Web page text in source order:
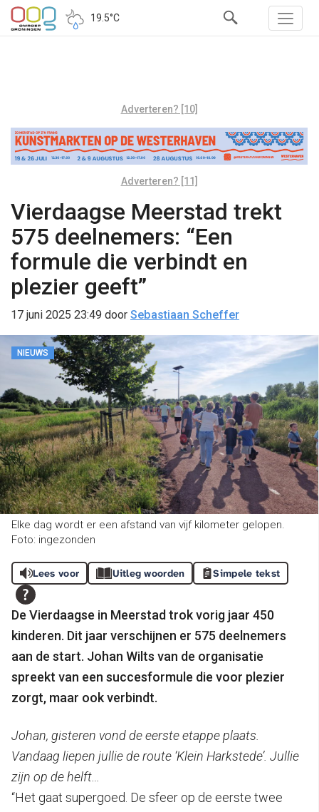
19.5°C
Adverteren? [10]
Adverteren? [11]
Vierdaagse Meerstad trekt
575 deelnemers: “Een
formule die verbindt en
plezier geeft”
17 juni 2025 23:49 door Sebastiaan Scheffer
NIEUWS
Elke dag wordt er een afstand van vijf kilometer gelopen.
Foto: ingezonden
Lees voor Uitleg woorden Simpele tekst
De Vierdaagse in Meerstad trok vorig jaar 450
kinderen. Dit jaar verschijnen er 575 deelnemers
aan de start. Johan Wilts van de organisatie
spreekt van een succesformule die voor plezier
zorgt, maar ook verbindt.
Johan, gisteren vond de eerste etappe plaats.
Vandaag liepen jullie de route ‘Klein Harkstede’. Jullie
zijn op de helft…
“Het gaat supergoed. De sfeer op de eerste twee